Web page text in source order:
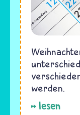
werden.
lesen